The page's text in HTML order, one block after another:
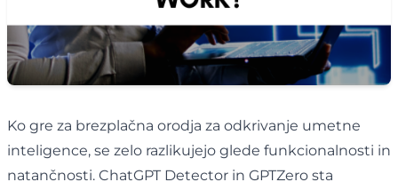
Ko gre za brezplačna orodja za odkrivanje umetne
inteligence, se zelo razlikujejo glede funkcionalnosti in
natančnosti. ChatGPT Detector in GPTZero sta